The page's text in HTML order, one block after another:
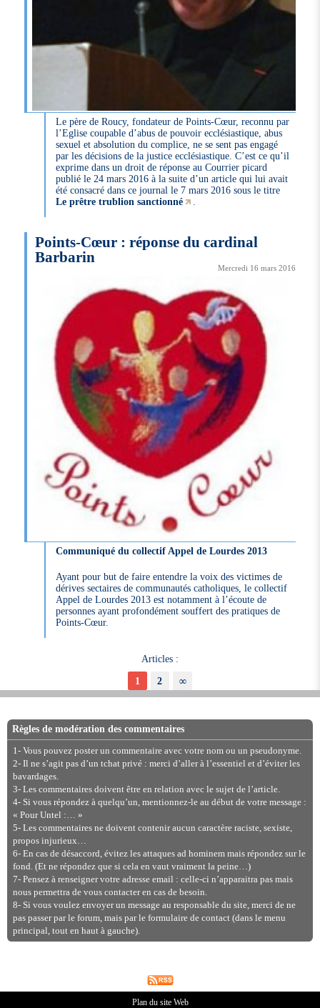
Le père de Roucy, fondateur de Points-Cœur, reconnu par
l’Eglise coupable d’abus de pouvoir ecclésiastique, abus
sexuel et absolution du complice, ne se sent pas engagé
par les décisions de la justice ecclésiastique. C’est ce qu’il
exprime dans un droit de réponse au Courrier picard
publié le 24 mars 2016 à la suite d’un article qui lui avait
été consacré dans ce journal le 7 mars 2016 sous le titre
Le prêtre trublion sanctionné
Points-Cœur : réponse du cardinal
Barbarin
Mercredi 16 mars 2016
Communiqué du collectif Appel de Lourdes 2013
Ayant pour but de faire entendre la voix des victimes de
dérives sectaires de communautés catholiques, le collectif
Appel de Lourdes 2013 est notamment à l’écoute de
personnes ayant profondément souffert des pratiques de
Points-Cœur.
Articles :
1
2 ∞
Règles de modération des commentaires
1- Vous pouvez poster un commentaire avec votre nom ou un pseudonyme.
2- Il ne s’agit pas d’un tchat privé : merci d’aller à l’essentiel et d’éviter les
bavardages.
3- Les commentaires doivent être en relation avec le sujet de l’article.
4- Si vous répondez à quelqu’un, mentionnez-le au début de votre message :
« Pour Untel :… »
5- Les commentaires ne doivent contenir aucun caractère raciste, sexiste,
propos injurieux…
6- En cas de désaccord, évitez les attaques ad hominem mais répondez sur le
fond. (Et ne répondez que si cela en vaut vraiment la peine…)
7- Pensez à renseigner votre adresse email : celle-ci n’apparaitra pas mais
nous permettra de vous contacter en cas de besoin.
8- Si vous voulez envoyer un message au responsable du site, merci de ne
pas passer par le forum, mais par le formulaire de contact (dans le menu
principal, tout en haut à gauche).
Plan du site Web